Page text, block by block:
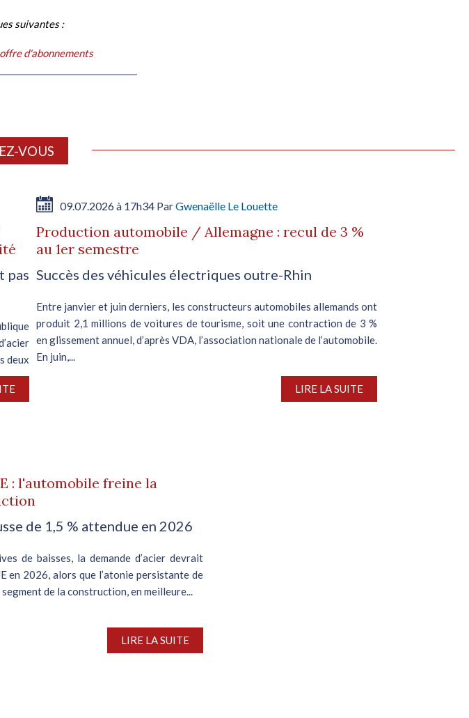
suivantes :
d'abonnements
VOUS
pas
deux
09.07.2026 à 17h34 ParGwenaëlle Le Louette
Production automobile / Allemagne : recul de 3 %
au 1er semestre
Succès des véhicules électriques outre-Rhin
Entre janvier et juin derniers, les constructeurs automobiles allemands ont
produit 2,1 millions de voitures de tourisme, soit une contraction de 3 %
en glissement annuel, d’après VDA, l’association nationale de l’automobile.
En juin,...
LIRE LA SUITE
: l'automobile freine la
de 1,5 % attendue en 2026
de baisses, la demande d’acier devrait
en 2026, alors que l’atonie persistante de
de la construction, en meilleure...
LIRE LA SUITE